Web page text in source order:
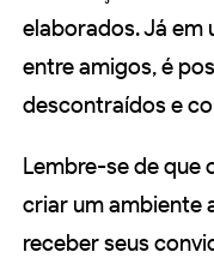
elaborados. Já em
entre amigos, é
descontraídos e
Lembre-se de que
criar um ambiente
receber seus